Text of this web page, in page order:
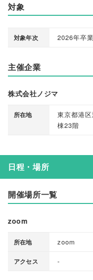
対象
対象年次 2026年卒
主催企業
株式会社ノジマ
所在地
東京都港
棟23階
日程・場所
開催場所一覧
zoom
所在地 zoom
アクセス -